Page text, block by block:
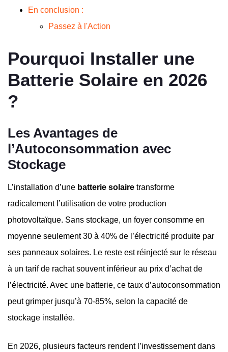
En conclusion :
Passez à l'Action
Pourquoi Installer une
Batterie Solaire en 2026
?
Les Avantages de
l’Autoconsommation avec
Stockage
L’installation d’une batterie solaire transforme
radicalement l’utilisation de votre production
photovoltaïque. Sans stockage, un foyer consomme en
moyenne seulement 30 à 40% de l’électricité produite par
ses panneaux solaires. Le reste est réinjecté sur le réseau
à un tarif de rachat souvent inférieur au prix d’achat de
l’électricité. Avec une batterie, ce taux d’autoconsommation
peut grimper jusqu’à 70-85%, selon la capacité de
stockage installée.
En 2026, plusieurs facteurs rendent l’investissement dans